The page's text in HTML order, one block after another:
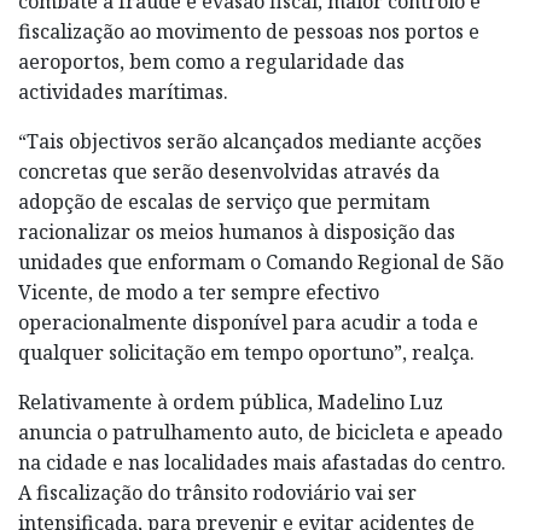
fiscalização ao movimento de pessoas nos portos e
aeroportos, bem como a regularidade das
actividades marítimas.
“Tais objectivos serão alcançados mediante acções
concretas que serão desenvolvidas através da
adopção de escalas de serviço que permitam
racionalizar os meios humanos à disposição das
unidades que enformam o Comando Regional de São
Vicente, de modo a ter sempre efectivo
operacionalmente disponível para acudir a toda e
qualquer solicitação em tempo oportuno”, realça.
Relativamente à ordem pública, Madelino Luz
anuncia o patrulhamento auto, de bicicleta e apeado
na cidade e nas localidades mais afastadas do centro.
A fiscalização do trânsito rodoviário vai ser
intensificada, para prevenir e evitar acidentes de